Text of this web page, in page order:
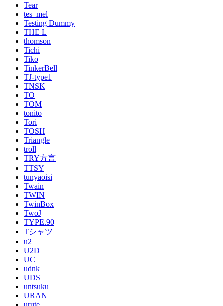
Tear
tes_mel
Testing Dummy
THE L
thomson
Tichi
Tiko
TinkerBell
TJ-type1
TNSK
TO
TOM
tonito
Tori
TOSH
Triangle
troll
TRY方言
TTSY
tunyaoisi
Twain
TWIN
TwinBox
TwoJ
TYPE.90
Tシャツ
u2
U2D
UC
udnk
UDS
untsuku
URAN
urute